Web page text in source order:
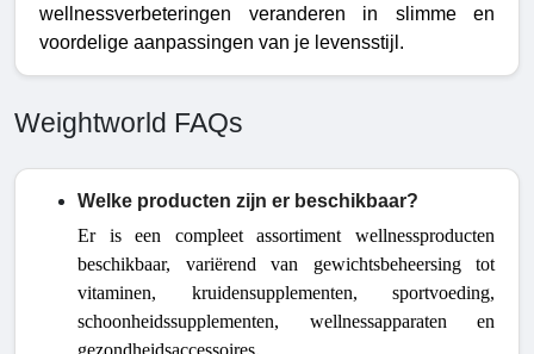
wellnessverbeteringen veranderen in slimme en
voordelige aanpassingen van je levensstijl.
Weightworld FAQs
Welke producten zijn er beschikbaar?
Er is een compleet assortiment wellnessproducten
beschikbaar, variërend van gewichtsbeheersing tot
vitaminen, kruidensupplementen, sportvoeding,
schoonheidssupplementen, wellnessapparaten en